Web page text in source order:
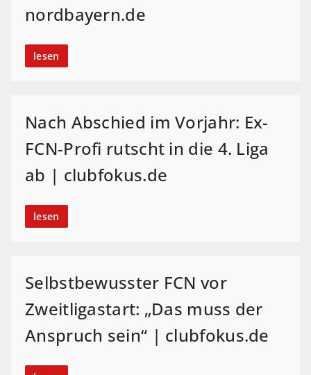
nordbayern.de
lesen
Nach Abschied im Vorjahr: Ex-
FCN-Profi rutscht in die 4. Liga
ab | clubfokus.de
lesen
Selbstbewusster FCN vor
Zweitligastart: „Das muss der
Anspruch sein“ | clubfokus.de